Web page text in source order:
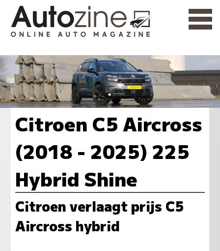
Citroen C5 Aircross
(2018 - 2025) 225
Hybrid Shine
Citroen verlaagt prijs C5
Aircross hybrid